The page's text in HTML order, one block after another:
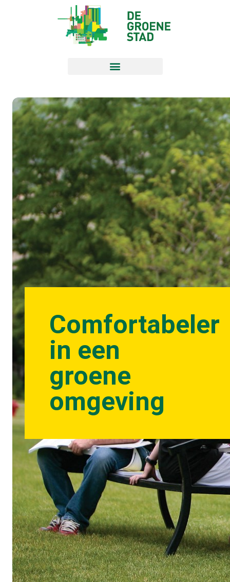
Comfortabeler
in een
groene
omgeving